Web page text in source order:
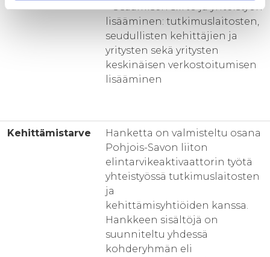
- Osaamisen siirto ja yhteistyön
lisääminen: tutkimuslaitosten,
seudullisten kehittäjien ja
yritysten sekä yritysten
keskinäisen verkostoitumisen
lisääminen
Kehittämistarve
Hanketta on valmisteltu osana
Pohjois-Savon liiton
elintarvikeaktivaattorin työtä
yhteistyössä tutkimuslaitosten
ja
kehittämisyhtiöiden kanssa.
Hankkeen sisältöjä on
suunniteltu yhdessä
kohderyhmän eli